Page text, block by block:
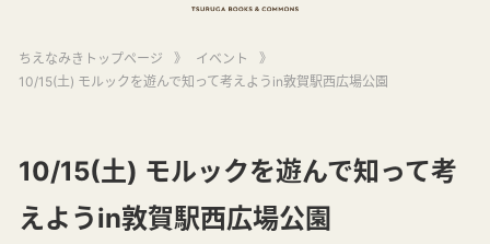
ちえなみきトップページ 》 イベント
》
10/15(土) モルックを遊んで知って考えようin敦賀駅西広場公園
10/15(土) モルックを遊んで知って考
えようin敦賀駅西広場公園